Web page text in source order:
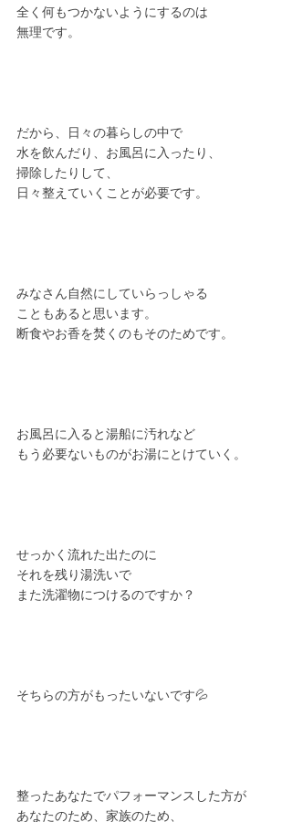
全く何もつかないようにするのは
無理です。
だから、日々の暮らしの中で
水を飲んだり、お風呂に入ったり、
掃除したりして、
日々整えていくことが必要です。
みなさん自然にしていらっしゃる
こともあると思います。
断食やお香を焚くのもそのためです。
お風呂に入ると湯船に汚れなど
もう必要ないものがお湯にとけていく。
せっかく流れた出たのに
それを残り湯洗いで
また洗濯物につけるのですか？
そちらの方がもったいないです💦
整ったあなたでパフォーマンスした方が
あなたのため、家族のため、